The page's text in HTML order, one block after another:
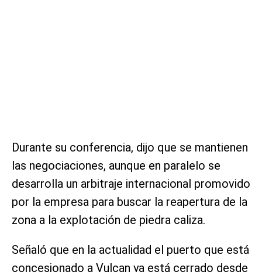
Durante su conferencia, dijo que se mantienen
las negociaciones, aunque en paralelo se
desarrolla un arbitraje internacional promovido
por la empresa para buscar la reapertura de la
zona a la explotación de piedra caliza.
Señaló que en la actualidad el puerto que está
concesionado a Vulcan ya está cerrado desde